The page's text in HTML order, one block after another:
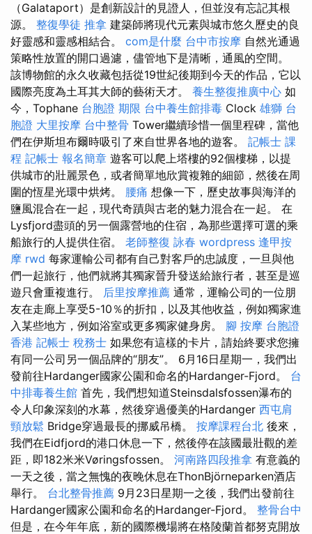
（Galataport）是創新設計的見證人，但並沒有忘記其根
源。 整復學徒 推拿 建築師將現代元素與城市悠久歷史的良
好靈感和靈感相結合。 com是什麼 台中市按摩 自然光通過
策略性放置的開口過濾，儘管地下是清晰，通風的空間。
該博物館的永久收藏包括從19世紀後期到今天的作品，它以
國際亮度為土耳其大師的藝術天才。 養生整復推廣中心 如
今，Tophane 台胞證 期限 台中養生館排毒 Clock 雄獅 台
胞證 大里按摩 台中整骨 Tower繼續珍惜一個里程碑，當他
們在伊斯坦布爾時吸引了來自世界各地的遊客。 記帳士 課
程 記帳士 報名簡章 遊客可以爬上塔樓的92個樓梯，以提
供城市的壯麗景色，或者簡單地欣賞複雜的細節，然後在周
圍的恆星光環中烘烤。 腰痛 想像一下，歷史故事與海洋的
鹽風混合在一起，現代奇蹟與古老的魅力混合在一起。 在
Lysfjord盡頭的另一個露營地的住宿，為那些選擇可選的乘
船旅行的人提供住宿。 老師整復 詠春 wordpress 逢甲按
摩 rwd 每家運輸公司都有自己對客戶的忠誠度，一旦與他
們一起旅行，他們就將其獨家晉升發送給旅行者，甚至是巡
遊只會重複進行。 后里按摩推薦 通常，運輸公司的一位朋
友在走廊上享受5-10％的折扣，以及其他收益，例如獨家進
入某些地方，例如浴室或更多獨家健身房。 腳 按摩 台胞證
香港 記帳士 稅務士 如果您有這樣的卡片，請始終要求您擁
有同一公司另一個品牌的“朋友”。 6月16日星期一，我們出
發前往Hardanger國家公園和命名的Hardanger-Fjord。 台
中排毒養生館 首先，我們想知道Steinsdalsfossen瀑布的
令人印象深刻的水幕，然後穿過優美的Hardanger 西屯肩
頸放鬆 Bridge穿過最長的挪威吊橋。 按摩課程台北 後來，
我們在Eidfjord的港口休息一下，然後停在該國最壯觀的差
距，即182米米Vøringsfossen。 河南路四段推拿 有意義的
一天之後，當之無愧的夜晚休息在ThonBjörneparken酒店
舉行。 台北整骨推薦 9月23日星期一之後，我們出發前往
Hardanger國家公園和命名的Hardanger-Fjord。 整骨台中
但是，在今年年底，新的國際機場將在格陵蘭首都努克開放